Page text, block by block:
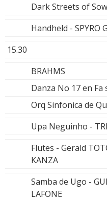
Dark Streets of
Handheld - SPYRO
15.30
BRAHMS
Danza No 17 en
Orq Sinfonica de
Upa Neguinho -
Flutes - Gerald
KANZA
Samba de Ugo -
LAFONE